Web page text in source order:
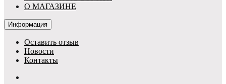
О МАГАЗИНЕ
Информация
Оставить отзыв
Новости
Контакты